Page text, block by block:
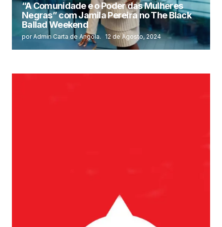
“A Comunidade e o Poder das Mulheres
Negras” com Jamila Pereira no The Black
Ballad Weekend
por Admin Carta de Angola. 12 de Agosto, 2024